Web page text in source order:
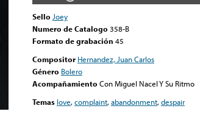
Sello Joey
Numero de Catalogo 358-B
Formato de grabación 45
Compositor Hernandez, Juan Carlos
Género Bolero
Acompañamiento Con Miguel Nacel Y Su Ritmo
Temas love,complaint,abandonment,despair